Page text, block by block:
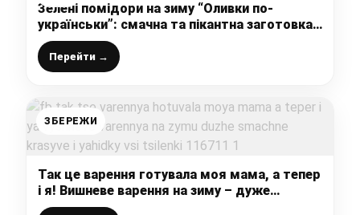
Зелені помідори на зиму “Оливки по-
українськи”: смачна та пікантна заготовка,
яка взимку смакує всім (тому дрібні
помідорки не викидаю, а готую цю
смакоту)
Перейти →
ЗБЕРЕЖИ
Так це варення готувала моя мама, а тепер
і я! Вишневе варення на зиму – дуже
смачне, красиве і ягідки всі ціленькі